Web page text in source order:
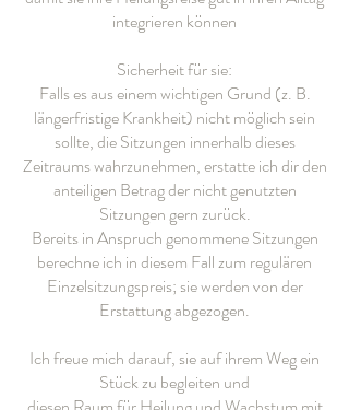
integrieren können
Sicherheit für sie:
Falls es aus einem wichtigen Grund (z. B.
längerfristige Krankheit) nicht möglich sein
sollte, die Sitzungen innerhalb dieses
Zeitraums wahrzunehmen, erstatte ich dir den
anteiligen Betrag der nicht genutzten
Sitzungen gern zurück.
Bereits in Anspruch genommene Sitzungen
berechne ich in diesem Fall zum regulären
Einzelsitzungspreis; sie werden von der
Erstattung abgezogen.
​Ich freue mich darauf, sie auf ihrem Weg ein
Stück zu begleiten und